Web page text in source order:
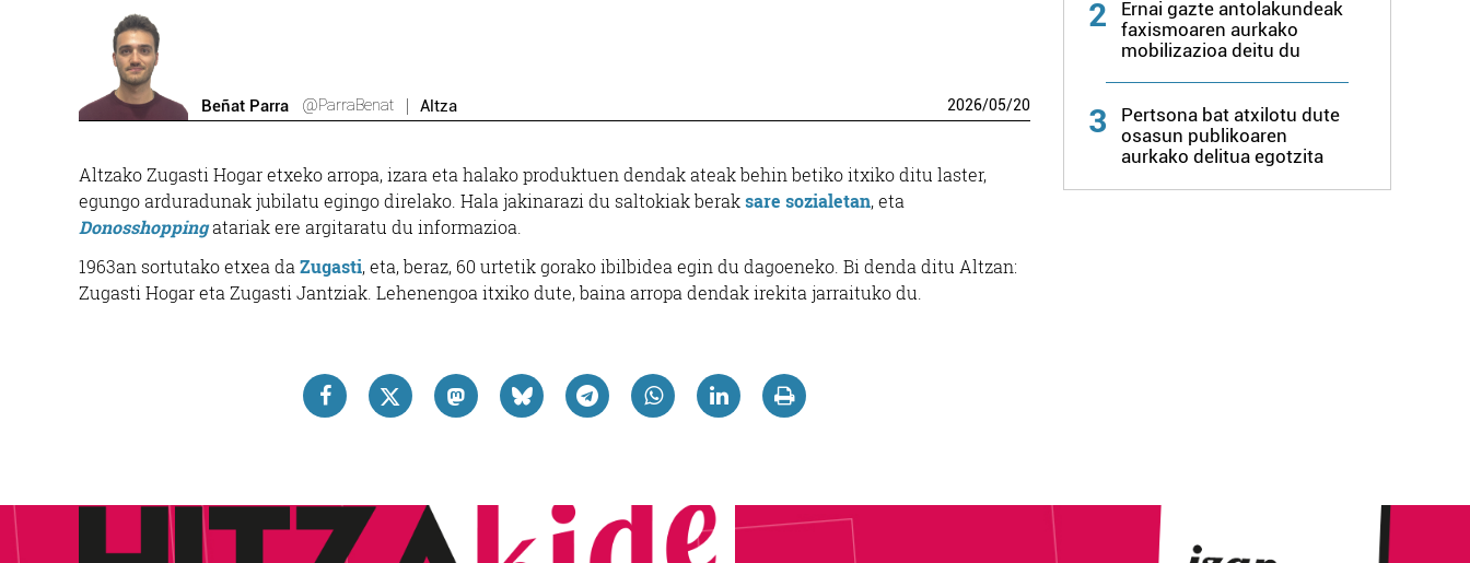
Beñat Parra @ParraBenat Altza 2026/05/20
Altzako Zugasti Hogar etxeko arropa, izara eta halako produktuen dendak ateak behin betiko itxiko ditu laster,
egungo arduradunak jubilatu egingo direlako. Hala jakinarazi du saltokiak beraksare sozialetan, eta
Donosshoppingatariak ere argitaratu du informazioa.
1963an sortutako etxea da Zugasti, eta, beraz, 60 urtetik gorako ibilbidea egin du dagoeneko. Bi denda ditu Altzan:
Zugasti Hogar eta Zugasti Jantziak. Lehenengoa itxiko dute, baina arropa dendak irekita jarraituko du.
2
Ernai gazte antolakundeak
faxismoaren aurkako
mobilizazioa deitu du
3
Pertsona bat atxilotu dute
osasun publikoaren
aurkako delitua egotzita